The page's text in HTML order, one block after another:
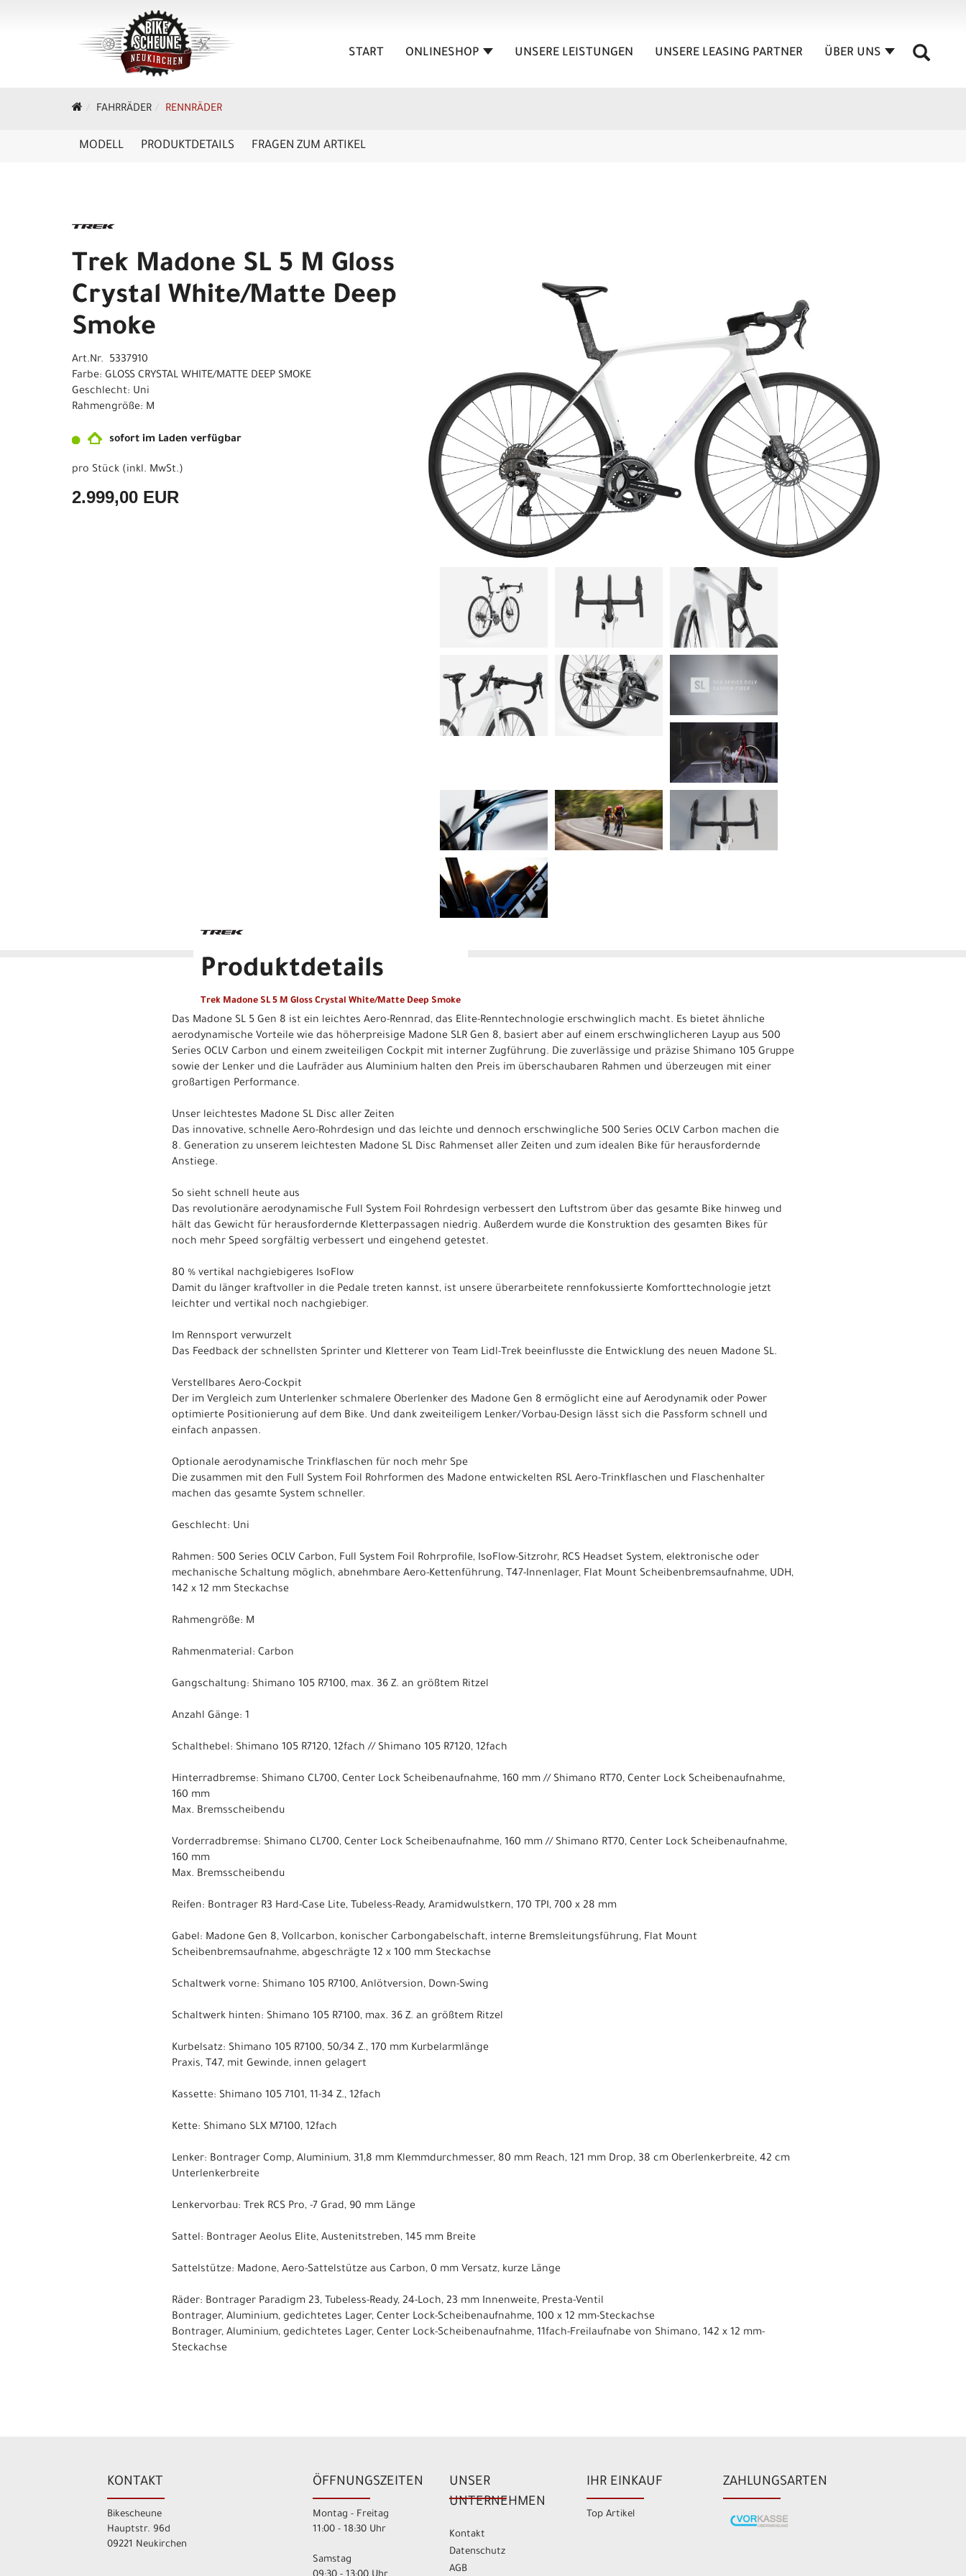
START ONLINESHOP UNSERE LEISTUNGEN UNSERE LEASING PARTNER ÜBER UNS
FAHRRÄDER RENNRÄDER
MODELL PRODUKTDETAILS FRAGEN ZUM ARTIKEL
Trek Madone SL 5 M Gloss
Crystal White/Matte Deep
Smoke
Art.Nr. 5337910
Farbe: GLOSS CRYSTAL WHITE/MATTE DEEP SMOKE
Geschlecht: Uni
Rahmengröße: M
sofort im Laden verfügbar
pro Stück (inkl. MwSt.)
2.999,00 EUR
Produktdetails
Trek Madone SL 5 M Gloss Crystal White/Matte Deep Smoke
Das Madone SL 5 Gen 8 ist ein leichtes Aero-Rennrad, das Elite-Renntechnologie erschwinglich macht. Es bietet ähnliche
aerodynamische Vorteile wie das höherpreisige Madone SLR Gen 8, basiert aber auf einem erschwinglicheren Layup aus 500
Series OCLV Carbon und einem zweiteiligen Cockpit mit interner Zugführung. Die zuverlässige und präzise Shimano 105 Gruppe
sowie der Lenker und die Laufräder aus Aluminium halten den Preis im überschaubaren Rahmen und überzeugen mit einer
großartigen Performance.
Unser leichtestes Madone SL Disc aller Zeiten
Das innovative, schnelle Aero-Rohrdesign und das leichte und dennoch erschwingliche 500 Series OCLV Carbon machen die
8. Generation zu unserem leichtesten Madone SL Disc Rahmenset aller Zeiten und zum idealen Bike für herausfordernde
Anstiege.
So sieht schnell heute aus
Das revolutionäre aerodynamische Full System Foil Rohrdesign verbessert den Luftstrom über das gesamte Bike hinweg und
hält das Gewicht für herausfordernde Kletterpassagen niedrig. Außerdem wurde die Konstruktion des gesamten Bikes für
noch mehr Speed sorgfältig verbessert und eingehend getestet.
80 % vertikal nachgiebigeres IsoFlow
Damit du länger kraftvoller in die Pedale treten kannst, ist unsere überarbeitete rennfokussierte Komforttechnologie jetzt
leichter und vertikal noch nachgiebiger.
Im Rennsport verwurzelt
Das Feedback der schnellsten Sprinter und Kletterer von Team Lidl-Trek beeinflusste die Entwicklung des neuen Madone SL.
Verstellbares Aero-Cockpit
Der im Vergleich zum Unterlenker schmalere Oberlenker des Madone Gen 8 ermöglicht eine auf Aerodynamik oder Power
optimierte Positionierung auf dem Bike. Und dank zweiteiligem Lenker/Vorbau-Design lässt sich die Passform schnell und
einfach anpassen.
Optionale aerodynamische Trinkflaschen für noch mehr Spe
Die zusammen mit den Full System Foil Rohrformen des Madone entwickelten RSL Aero-Trinkflaschen und Flaschenhalter
machen das gesamte System schneller.
Geschlecht: Uni
Rahmen: 500 Series OCLV Carbon, Full System Foil Rohrprofile, IsoFlow-Sitzrohr, RCS Headset System, elektronische oder
mechanische Schaltung möglich, abnehmbare Aero-Kettenführung, T47-Innenlager, Flat Mount Scheibenbremsaufnahme, UDH,
142 x 12 mm Steckachse
Rahmengröße: M
Rahmenmaterial: Carbon
Gangschaltung: Shimano 105 R7100, max. 36 Z. an größtem Ritzel
Anzahl Gänge: 1
Schalthebel: Shimano 105 R7120, 12fach // Shimano 105 R7120, 12fach
Hinterradbremse: Shimano CL700, Center Lock Scheibenaufnahme, 160 mm // Shimano RT70, Center Lock Scheibenaufnahme,
160 mm
Max. Bremsscheibendu
Vorderradbremse: Shimano CL700, Center Lock Scheibenaufnahme, 160 mm // Shimano RT70, Center Lock Scheibenaufnahme,
160 mm
Max. Bremsscheibendu
Reifen: Bontrager R3 Hard-Case Lite, Tubeless-Ready, Aramidwulstkern, 170 TPI, 700 x 28 mm
Gabel: Madone Gen 8, Vollcarbon, konischer Carbongabelschaft, interne Bremsleitungsführung, Flat Mount
Scheibenbremsaufnahme, abgeschrägte 12 x 100 mm Steckachse
Schaltwerk vorne: Shimano 105 R7100, Anlötversion, Down-Swing
Schaltwerk hinten: Shimano 105 R7100, max. 36 Z. an größtem Ritzel
Kurbelsatz: Shimano 105 R7100, 50/34 Z., 170 mm Kurbelarmlänge
Praxis, T47, mit Gewinde, innen gelagert
Kassette: Shimano 105 7101, 11-34 Z., 12fach
Kette: Shimano SLX M7100, 12fach
Lenker: Bontrager Comp, Aluminium, 31,8 mm Klemmdurchmesser, 80 mm Reach, 121 mm Drop, 38 cm Oberlenkerbreite, 42 cm
Unterlenkerbreite
Lenkervorbau: Trek RCS Pro, -7 Grad, 90 mm Länge
Sattel: Bontrager Aeolus Elite, Austenitstreben, 145 mm Breite
Sattelstütze: Madone, Aero-Sattelstütze aus Carbon, 0 mm Versatz, kurze Länge
Räder: Bontrager Paradigm 23, Tubeless-Ready, 24-Loch, 23 mm Innenweite, Presta-Ventil
Bontrager, Aluminium, gedichtetes Lager, Center Lock-Scheibenaufnahme, 100 x 12 mm-Steckachse
Bontrager, Aluminium, gedichtetes Lager, Center Lock-Scheibenaufnahme, 11fach-Freilaufnabe von Shimano, 142 x 12 mm-
Steckachse
KONTAKT
Bikescheune
Hauptstr. 96d
09221 Neukirchen
ÖFFNUNGSZEITEN
Montag - Freitag
11:00 - 18:30 Uhr
Samstag
UNSER
UNTERNEHMEN
Kontakt
Datenschutz
AGB
IHR EINKAUF
Top Artikel
ZAHLUNGSARTEN